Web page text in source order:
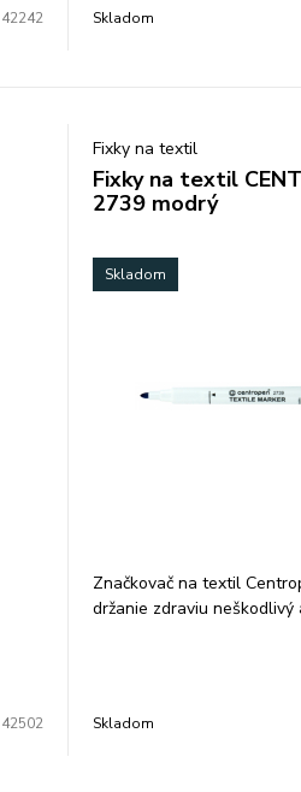
42242 Skladom
42502
Fixky na textil
Fixky na textil
2739 modrý
Skladom
Značkovač na textil
držanie zdraviu neškodlivý
Skladom